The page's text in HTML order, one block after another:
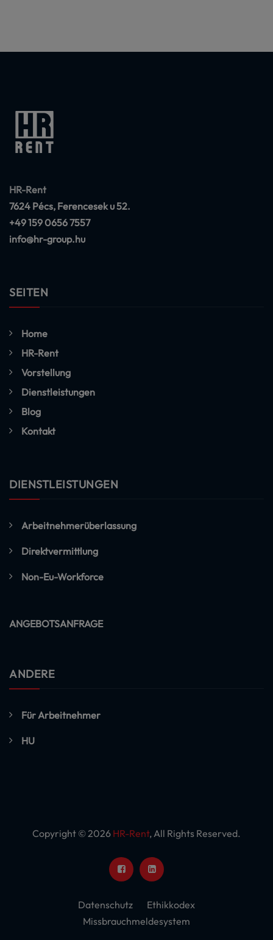
HR-Rent
7624 Pécs, Ferencesek u 52.
+49 159 0656 7557
info@hr-group.hu
SEITEN
Home
HR-Rent
Vorstellung
Dienstleistungen
Blog
Kontakt
DIENSTLEISTUNGEN
Arbeitnehmerüberlassung
Direktvermittlung
Non-Eu-Workforce
ANGEBOTSANFRAGE
ANDERE
Für Arbeitnehmer
HU
Copyright © 2026 HR-Rent, All Rights Reserved.
Datenschutz
Ethikkodex
Missbrauchmeldesystem